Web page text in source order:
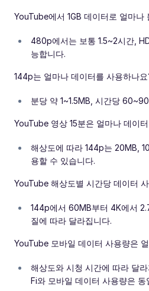
YouTube에서 1GB 데이터로 얼마나
480p에서는 보통 1.5~2시간,
능합니다.
144p는 얼마나 데이터를 사용하나요
분당 약 1~1.5MB, 시간당
YouTube 영상 15분은 얼마나 데이
해상도에 따라 144p는 20MB,
용할 수 있습니다.
YouTube 해상도별 시간당 데이터
144p에서 60MB부터 4K에서
질에 따라 달라집니다.
YouTube 모바일 데이터 사용량은
해상도와 시청 시간에 따라 달
Fi와 모바일 데이터 사용량은 동